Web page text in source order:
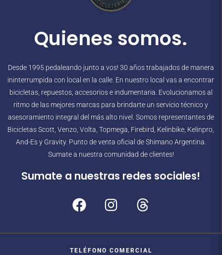
Quienes somos.
Desde 1995 pedaleando junto a vos! 30 años trabajados de manera
ininterrumpida con local en la calle. En nuestro local vas a encontrar
bicicletas, repuestos, accesorios e indumentaria. Evolucionamos al
ritmo de las mejores marcas para brindarte un servicio técnico y
asesoramiento integral del más alto nivel. Somos representantes de
Bicicletas Scott, Venzo, Volta, Topmega, Firebird, Kelinbike, Kelinpro,
And-Es y Gravity. Punto de venta oficial de Shimano Argentina.
Sumate a nuestra comunidad de clientes!
Sumate a nuestras redes sociales!
TELÉFONO COMERCIAL